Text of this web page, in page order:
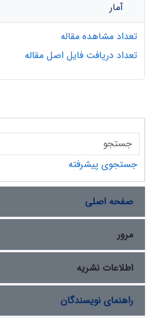
آمار
تعداد مشاهده مقاله
تعداد دریافت فایل اصل مقاله
جستجوی پیشرفته
صفحه اصلی
مرور
اطلاعات نشریه
راهنمای نویسندگان